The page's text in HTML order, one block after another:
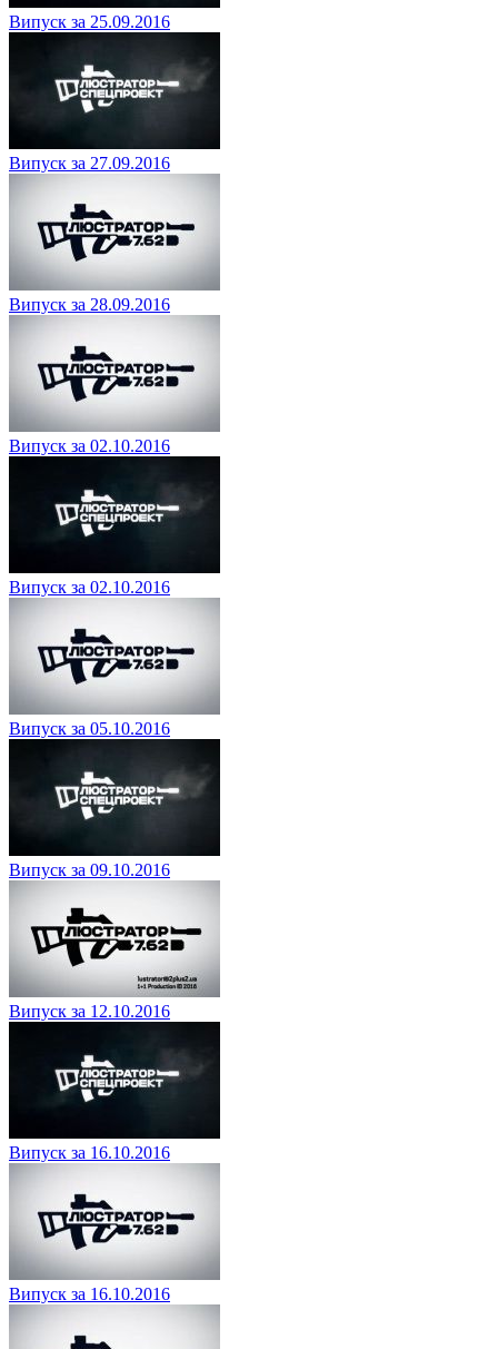
Випуск за 25.09.2016
Випуск за 27.09.2016
Випуск за 28.09.2016
Випуск за 02.10.2016
Випуск за 02.10.2016
Випуск за 05.10.2016
Випуск за 09.10.2016
Випуск за 12.10.2016
Випуск за 16.10.2016
Випуск за 16.10.2016